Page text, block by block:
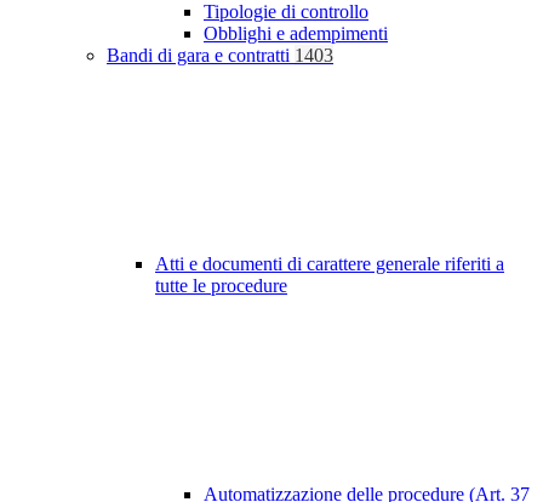
Tipologie di controllo
Obblighi e adempimenti
Bandi di gara e contratti 1403
Atti e documenti di carattere generale riferiti a
tutte le procedure
Automatizzazione delle procedure (Art. 37